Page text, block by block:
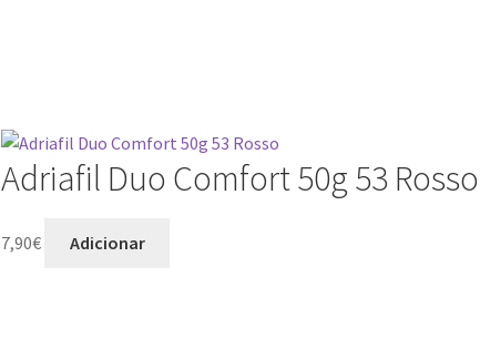
Adriafil Duo Comfort 50g 53 Rosso
7,90€ Adicionar